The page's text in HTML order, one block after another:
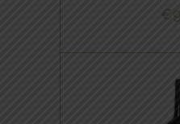
BUY
€
ITALIAANSE